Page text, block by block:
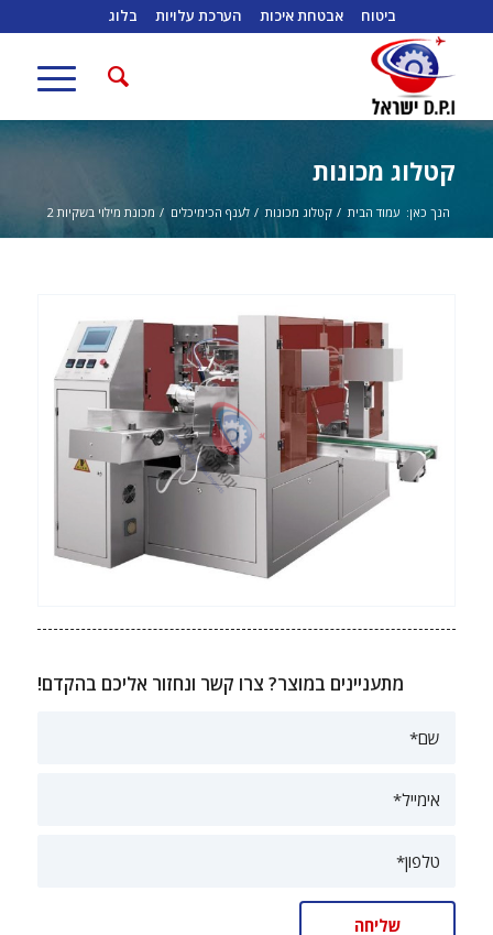
ביטוח אבטחת איכות הערכת עלויות בלוג
קטלוג מכונות
הנך כאן: עמוד הבית / קטלוג מכונות / לענף הכימיכלים / מכונת מילוי בשקיות 2
מתעניינים במוצר? צרו קשר ונחזור אליכם בהקדם!